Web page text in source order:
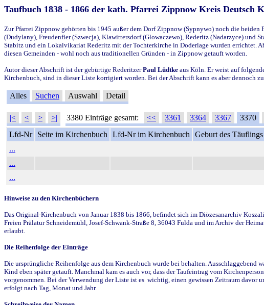
Taufbuch 1838 - 1866 der kath. Pfarrei Zippnow Kreis Deutsch
Zur Pfarrei Zippnow gehörten bis 1945 außer dem Dorf Zippnow (Sypnywo) noch die
(Dudylany), Freudenfier (Szwecja), Klawittersdorf (Glowaczewo), Rederitz (Nadarzyce) und
Stabitz und ein Lokalvikariat Rederitz mit der Tochterkirche in Doderlage wurden errichtet.
diesen Gemeinden - wohl noch aus traditionellen Gründen - in Zippnow getauft worden.
Autor dieser Abschrift ist der gebürtige RederitzerPaul Lüdtke aus Köln. Er weist auf
Kirchenbuch, sind in dieser Liste korrigiert worden. Bei der Abschrift kann es aber dennoch
Alles Suchen Auswahl Detail
|< < > >| 3380 Einträge gesamt: << 3361 3364 3367 3370
Lfd-Nr
Seite im Kirchenbuch Lfd-Nr im Kirchenbuch Geburt des Täuflings
...
...
...
Hinweise zu den Kirchenbüchern
Das Original-Kirchenbuch von Januar 1838 bis 1866, befindet sich im Diözesanarchiv
Freien Prälatur Schneidemühl, Josef-Schwank-Straße 8, 36043 Fulda und im Archiv der
erlaubt.
Die Reihenfolge der Einträge
Die ursprüngliche Reihenfolge aus dem Kirchenbuch wurde bei behalten. Ausschlaggebend
Kind eben später getauft. Manchmal kam es auch vor, dass der Taufeintrag vom
vorgenommen. Bei der Verwendung der Liste ist es wichtig, einen gewissen Zeitraum davor
erfolgt nach Tag, Monat und Jahr.